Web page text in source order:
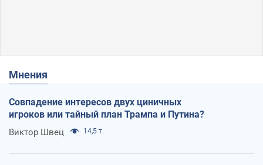
Мнения
Совпадение интересов двух циничных
игроков или тайный план Трампа и Путина?
Виктор Швец 14,5 т.